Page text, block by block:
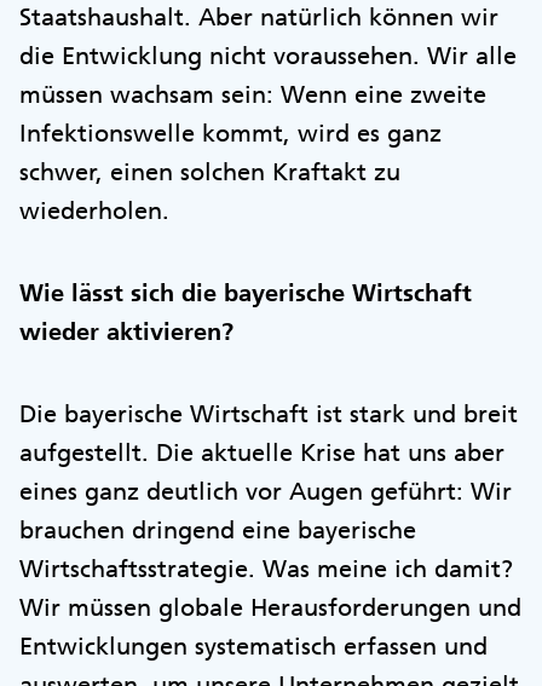
Staatshaushalt. Aber natürlich können wir
die Entwicklung nicht voraussehen. Wir alle
müssen wachsam sein: Wenn eine zweite
Infektionswelle kommt, wird es ganz
schwer, einen solchen Kraftakt zu
wiederholen.
Wie lässt sich die bayerische Wirtschaft
wieder aktivieren?
Die bayerische Wirtschaft ist stark und breit
aufgestellt. Die aktuelle Krise hat uns aber
eines ganz deutlich vor Augen geführt: Wir
brauchen dringend eine bayerische
Wirtschaftsstrategie. Was meine ich damit?
Wir müssen globale Herausforderungen und
Entwicklungen systematisch erfassen und